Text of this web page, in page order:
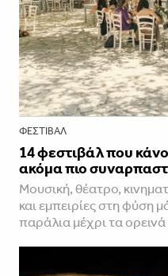
ΦΕΣΤΙΒΑΛ
14 φεστιβάλ που
ακόμα πιο
Μουσική, θέατρο,
και εμπειρίες στη φύση
παράλια μέχρι τα